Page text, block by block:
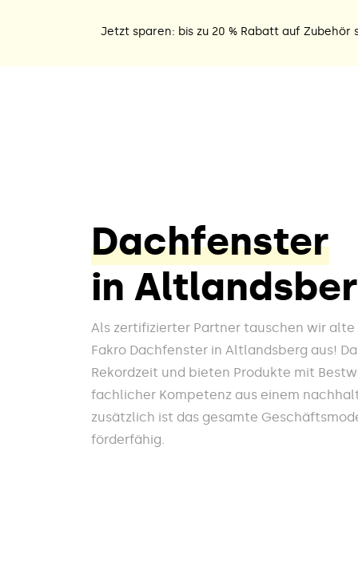
Jetzt sparen: bis zu 20 % Rabatt auf
Dachfenster
in
Als zertifizierter Partner tauschen wir alte
Fakro Dachfenster in Altlandsberg aus!
Rekordzeit und bieten Produkte mit
fachlicher Kompetenz aus einem
zusätzlich ist das gesamte
förderfähig.